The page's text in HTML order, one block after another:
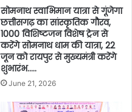
सोमनाथ स्वाभिमान यात्रा से गूंजेगा
छत्तीसगढ़ का सांस्कृतिक गौरव,
1000 विशिष्टजन विशेष ट्रेन से
करेंगे सोमनाथ धाम की यात्रा, 22
जून को रायपुर से मुख्यमंत्री करेंगे
शुभारंभ…..
June 21, 2026